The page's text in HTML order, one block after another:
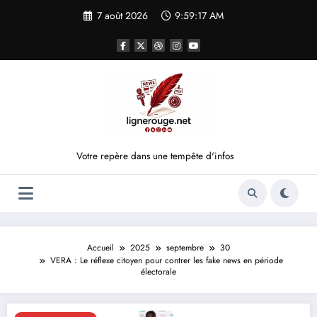
7 août 2026 9:59:17 AM
Votre repère dans une tempête d'infos
Accueil 2025 septembre
30
VERA : Le réflexe citoyen pour contrer les fake news en période
électorale